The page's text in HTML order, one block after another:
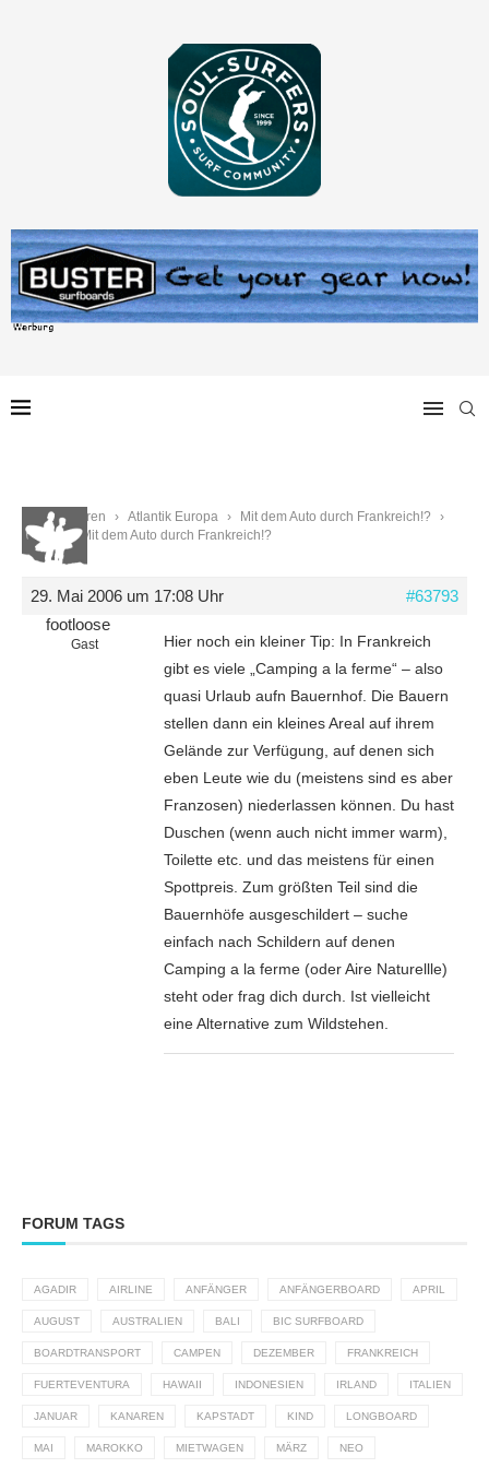
Start › Foren › Atlantik Europa › Mit dem Auto durch Frankreich!?
›
Reply To: Mit dem Auto durch Frankreich!?
29. Mai 2006 um 17:08 Uhr
#63793
footloose
Gast
Hier noch ein kleiner Tip: In Frankreich
gibt es viele „Camping a la ferme“ – also
quasi Urlaub aufn Bauernhof. Die Bauern
stellen dann ein kleines Areal auf ihrem
Gelände zur Verfügung, auf denen sich
eben Leute wie du (meistens sind es aber
Franzosen) niederlassen können. Du hast
Duschen (wenn auch nicht immer warm),
Toilette etc. und das meistens für einen
Spottpreis. Zum größten Teil sind die
Bauernhöfe ausgeschildert – suche
einfach nach Schildern auf denen
Camping a la ferme (oder Aire Naturellle)
steht oder frag dich durch. Ist vielleicht
eine Alternative zum Wildstehen.
FORUM TAGS
AGADIR AIRLINE ANFÄNGER ANFÄNGERBOARD APRIL
AUGUST AUSTRALIEN BALI BIC SURFBOARD
BOARDTRANSPORT CAMPEN DEZEMBER FRANKREICH
FUERTEVENTURA HAWAII INDONESIEN IRLAND ITALIEN
JANUAR KANAREN KAPSTADT KIND LONGBOARD
MAI MAROKKO MIETWAGEN MÄRZ NEO